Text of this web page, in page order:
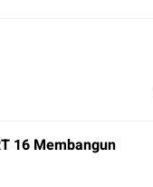
16 Membangun